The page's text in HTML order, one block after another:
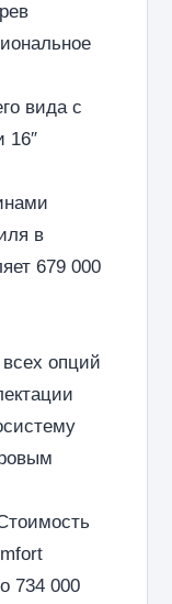
вида с
16″
в
679 000
опций
734 000